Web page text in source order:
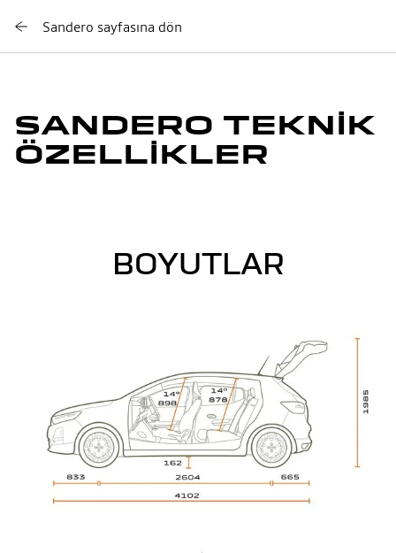
Sandero sayfasına dön
SANDERO TEKNİK
ÖZELLİKLER
BOYUTLAR